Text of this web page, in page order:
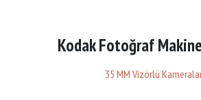
Kodak Fotoğraf
35 MM Vizörlü